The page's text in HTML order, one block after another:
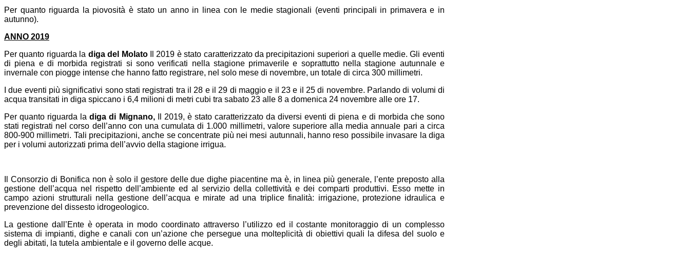
Per quanto riguarda la piovosità è stato un anno in linea con le medie stagionali (eventi principali in primavera e in
autunno).
ANNO 2019
Per quanto riguarda la diga del MolatoIl 2019 è stato caratterizzato da precipitazioni superiori a quelle medie. Gli eventi
di piena e di morbida registrati si sono verificati nella stagione primaverile e soprattutto nella stagione autunnale e
invernale con piogge intense che hanno fatto registrare, nel solo mese di novembre, un totale di circa 300 millimetri.
I due eventi più significativi sono stati registrati tra il 28 e il 29 di maggio e il 23 e il 25 di novembre. Parlando di volumi di
acqua transitati in diga spiccano i 6,4 milioni di metri cubi tra sabato 23 alle 8 a domenica 24 novembre alle ore 17.
Per quanto riguarda ladiga di Mignano,Il 2019, è stato caratterizzato da diversi eventi di piena e di morbida che sono
stati registrati nel corso dell’anno con una cumulata di 1.000 millimetri, valore superiore alla media annuale pari a circa
800-900 millimetri. Tali precipitazioni, anche se concentrate più nei mesi autunnali, hanno reso possibile invasare la diga
per i volumi autorizzati prima dell’avvio della stagione irrigua.
Il Consorzio di Bonifica non è solo il gestore delle due dighe piacentine ma è, in linea più generale, l’ente preposto alla
gestione dell’acqua nel rispetto dell’ambiente ed al servizio della collettività e dei comparti produttivi. Esso mette in
campo azioni strutturali nella gestione dell’acqua e mirate ad una triplice finalità: irrigazione, protezione idraulica e
prevenzione del dissesto idrogeologico.
La gestione dall’Ente è operata in modo coordinato attraverso l’utilizzo ed il costante monitoraggio di un complesso
sistema di impianti, dighe e canali con un’azione che persegue una molteplicità di obiettivi quali la difesa del suolo e
degli abitati, la tutela ambientale e il governo delle acque.